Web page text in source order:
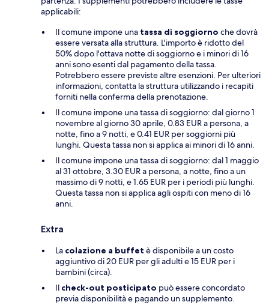
applicabili:
Il comune impone una tassa di soggiorno che dovrà
essere versata alla struttura. L'importo è ridotto del
50% dopo l'ottava notte di soggiorno e i minori di 16
anni sono esenti dal pagamento della tassa.
Potrebbero essere previste altre esenzioni. Per ulteriori
informazioni, contatta la struttura utilizzando i recapiti
forniti nella conferma della prenotazione.
Il comune impone una tassa di soggiorno: dal giorno 1
novembre al giorno 30 aprile, 0.83 EUR a persona, a
notte, fino a 9 notti, e 0.41 EUR per soggiorni più
lunghi. Questa tassa non si applica ai minori di 16 anni.
Il comune impone una tassa di soggiorno: dal 1 maggio
al 31 ottobre, 3.30 EUR a persona, a notte, fino a un
massimo di 9 notti, e 1.65 EUR per i periodi più lunghi.
Questa tassa non si applica agli ospiti con meno di 16
anni.
Extra
La colazione a buffet è disponibile a un costo
aggiuntivo di 20 EUR per gli adulti e 15 EUR per i
bambini (circa).
Il check-out posticipato può essere concordato
previa disponibilità e pagando un supplemento.